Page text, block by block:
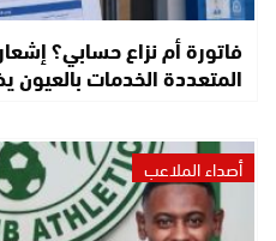
فاتورة أم نزاع حسابي؟
المتعددة الخدمات بالعيون
أصداء الملاعب